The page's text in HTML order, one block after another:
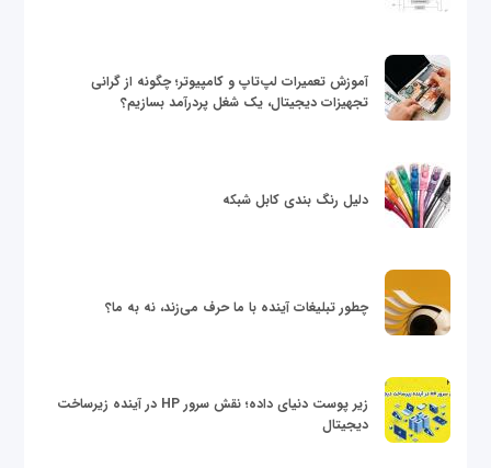
آموزش تعمیرات لپ‌تاپ و کامپیوتر؛ چگونه از گرانی
تجهیزات دیجیتال، یک شغل پردرآمد بسازیم؟
دلیل رنگ بندی کابل شبکه
چطور تبلیغات آینده با ما حرف می‌زند، نه به ما؟
زیر پوست دنیای داده؛ نقش سرور HP در آینده زیرساخت
دیجیتال